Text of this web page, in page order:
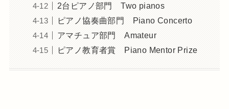
2台ピアノ部門 Two pianos
ピアノ協奏曲部門 Piano Concerto
アマチュア部門 Amateur
ピアノ教育者賞 Piano Mentor Prize